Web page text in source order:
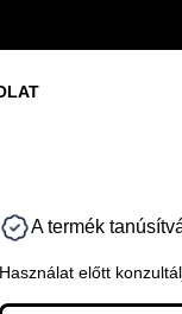
A termék
Használat előtt